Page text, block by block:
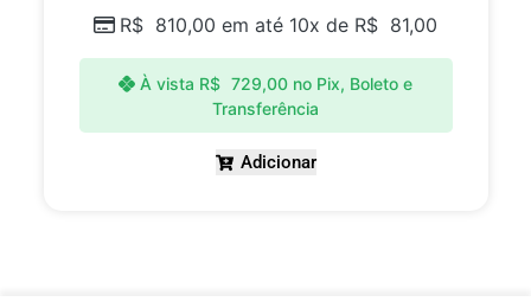
R$ 810,00 em até 10x de R$ 81,00
À vista R$ 729,00 no Pix, Boleto e
Transferência
Adicionar